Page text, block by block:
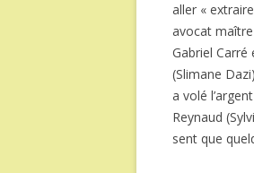
aller «
avocat maître
Gabriel
(Slimane
a volé
Reynaud
sent que